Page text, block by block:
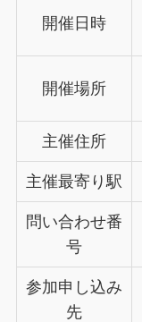
開催日時
開催場所
主催住所
主催最寄り駅
問い合わせ番
号
参加申し込み
先